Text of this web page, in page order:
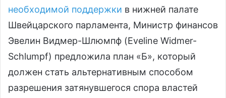
необходимой поддержки в нижней палате
Швейцарского парламента, Министр финансов
Эвелин Видмер-Шлюмпф (Eveline Widmer-
Schlumpf) предложила план «Б», который
должен стать альтернативным способом
разрешения затянувшегося спора властей